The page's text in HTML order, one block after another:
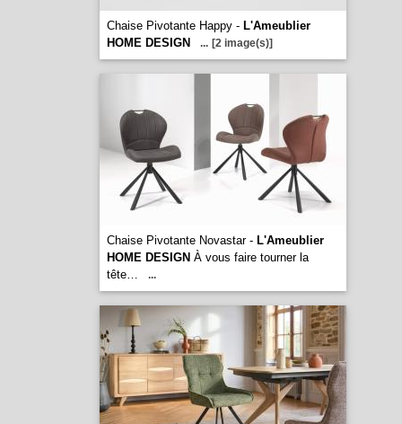
Chaise Pivotante Happy - L'Ameublier
HOME DESIGN
... [2 image(s)]
Chaise Pivotante Novastar - L'Ameublier
HOME DESIGN À vous faire tourner la
tête…
...